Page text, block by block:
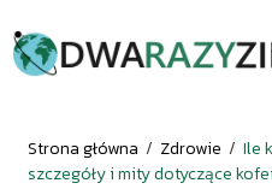
Strona główna / Zdrowie / Ile
szczegóły i mity dotyczące